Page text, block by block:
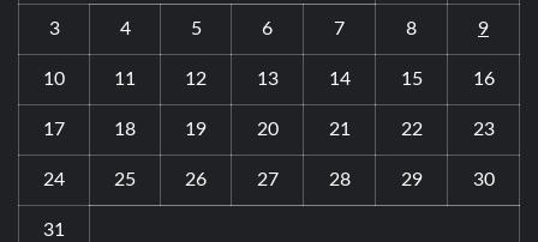
3 4 5 6 7 8 9
10 11 12 13 14 15 16
17 18 19 20 21 22 23
24 25 26 27 28 29 30
31